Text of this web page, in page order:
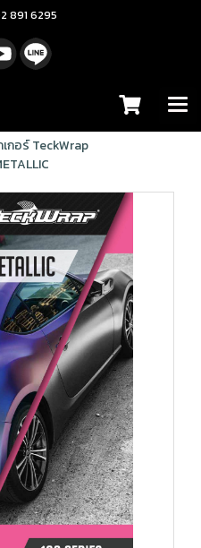
891 6295
กอร์ TeckWrap